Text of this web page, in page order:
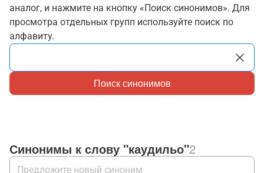
аналог, и нажмите на кнопку «Поиск синонимов». Для
просмотра отдельных групп используйте поиск по
алфавиту.
Поиск синонимов
Синонимы к слову "каудильо"2